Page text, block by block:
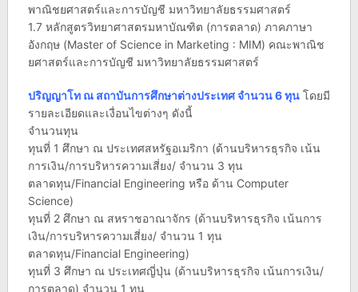
พาณิชยศาสตร์และการบัญชี มหาวิทยาลัยธรรมศาสตร์
1.7 หลักสูตรวิทยาศาสตรมหาบัณฑิต (การตลาด) ภาคภาษา
อังกฤษ (Master of Science in Marketing : MIM) คณะพาณิช
ยศาสตร์และการบัญชี มหาวิทยาลัยธรรมศาสตร์
ปริญญาโท ณ สถาบันการศึกษาต่างประเทศ จำนวน 6 ทุนโดยมี
รายละเอียดและเงื่อนไขต่างๆ ดังนี้
จำนวนทุน
ทุนที่ 1 ศึกษา ณ ประเทศสหรัฐอเมริกา (ด้านบริหารธุรกิจ เน้น
การเงิน/การบริหารความเสี่ยง/ จำนวน 3 ทุน
ตลาดทุน/Financial Engineering หรือ ด้าน Computer
Science)
ทุนที่ 2 ศึกษา ณ สหราชอาณาจักร (ด้านบริหารธุรกิจ เน้นการ
เงิน/การบริหารความเสี่ยง/ จำนวน 1 ทุน
ตลาดทุน/Financial Engineering)
ทุนที่ 3 ศึกษา ณ ประเทศญี่ปุ่น (ด้านบริหารธุรกิจ เน้นการเงิน/
การตลาด) จำนวน 1 ทุน